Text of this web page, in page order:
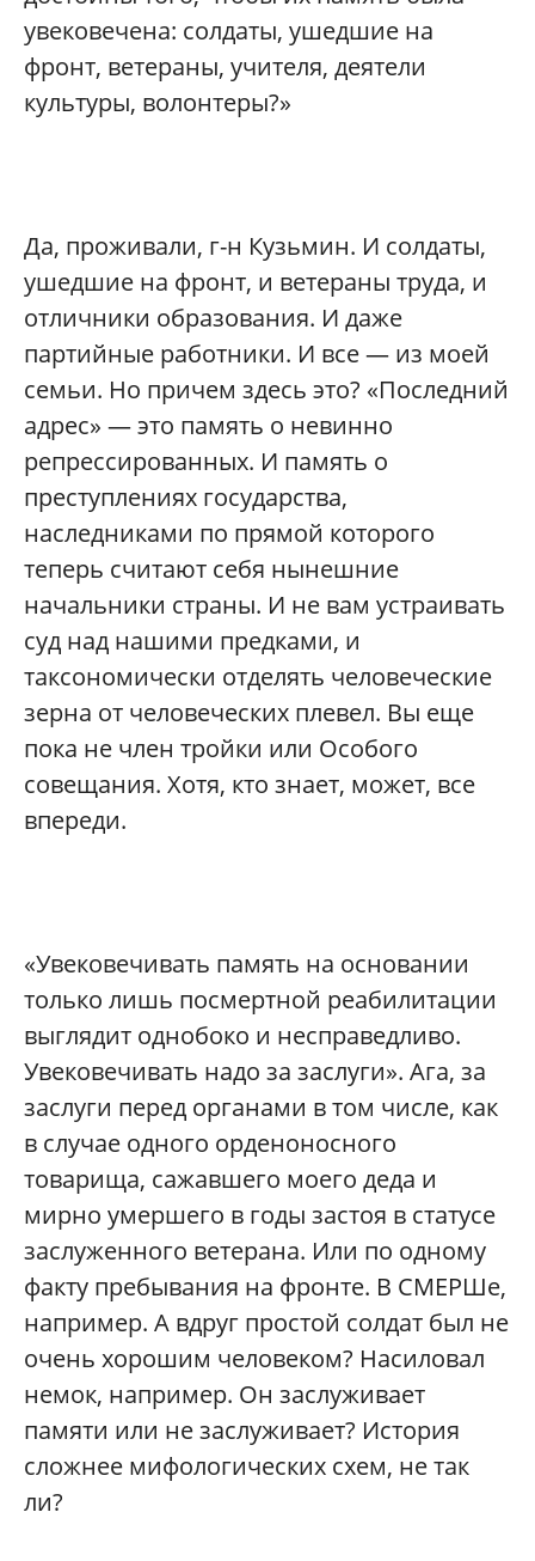
увековечена: солдаты, ушедшие на
фронт, ветераны, учителя, деятели
культуры, волонтеры?»
Да, проживали, г-н Кузьмин. И солдаты,
ушедшие на фронт, и ветераны труда, и
отличники образования. И даже
партийные работники. И все — из моей
семьи. Но причем здесь это? «Последний
адрес» — это память о невинно
репрессированных. И память о
преступлениях государства,
наследниками по прямой которого
теперь считают себя нынешние
начальники страны. И не вам устраивать
суд над нашими предками, и
таксономически отделять человеческие
зерна от человеческих плевел. Вы еще
пока не член тройки или Особого
совещания. Хотя, кто знает, может, все
впереди.
«Увековечивать память на основании
только лишь посмертной реабилитации
выглядит однобоко и несправедливо.
Увековечивать надо за заслуги». Ага, за
заслуги перед органами в том числе, как
в случае одного орденоносного
товарища, сажавшего моего деда и
мирно умершего в годы застоя в статусе
заслуженного ветерана. Или по одному
факту пребывания на фронте. В СМЕРШе,
например. А вдруг простой солдат был не
очень хорошим человеком? Насиловал
немок, например. Он заслуживает
памяти или не заслуживает? История
сложнее мифологических схем, не так
ли?